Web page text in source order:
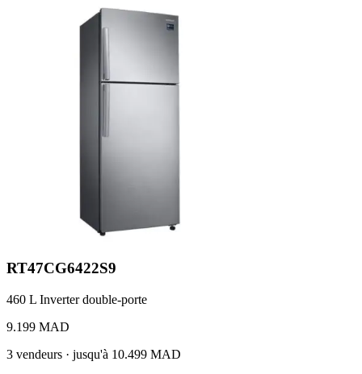
RT47CG6422S9
460 L Inverter double-porte
9.199 MAD
3 vendeurs · jusqu'à 10.499 MAD